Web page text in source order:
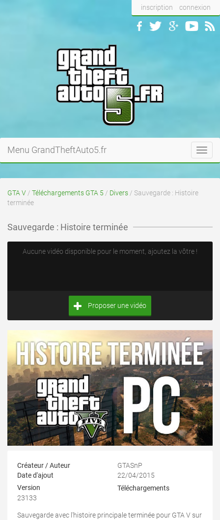
inscription connexion
Menu GrandTheftAuto5.fr
GTA V / Téléchargements GTA 5 / Divers / Sauvegarde : Histoire
terminée
Sauvegarde : Histoire terminée
Aucune vidéo disponible pour le moment, ajoutez la vôtre !
Proposer une vidéo
Créateur / Auteur
GTASnP
Date d'ajout
22/04/2015
Version
Téléchargements
23133
Sauvegarde avec l'histoire principale terminée pour GTA V sur